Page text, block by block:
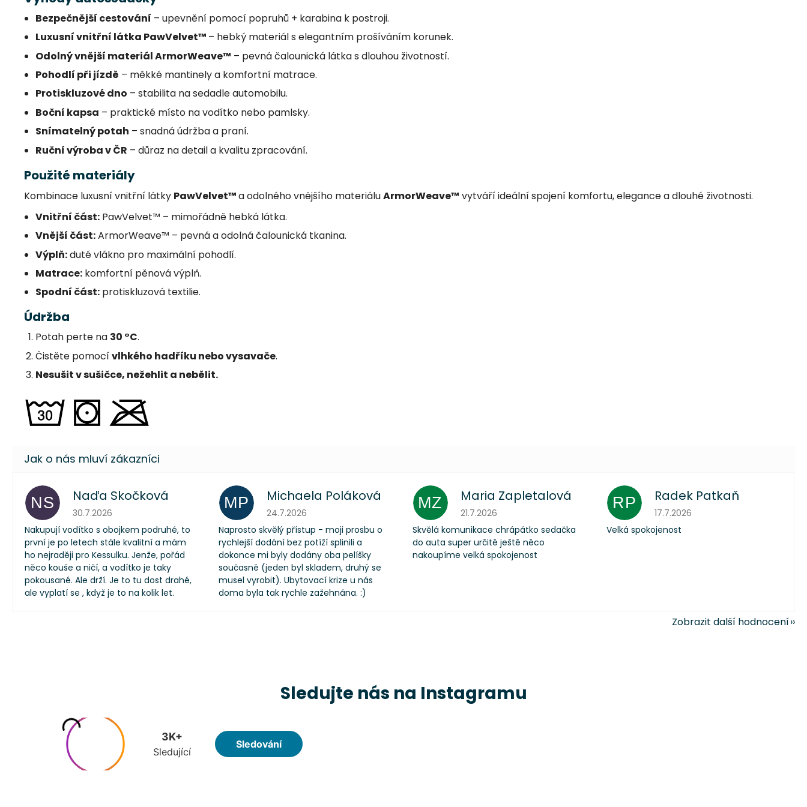
Bezpečnější cestování – upevnění pomocí popruhů + karabina k postroji.
Luxusní vnitřní látka PawVelvet™ – hebký materiál s elegantním prošíváním korunek.
Odolný vnější materiál ArmorWeave™ – pevná čalounická látka s dlouhou životností.
Pohodlí při jízdě – měkké mantinely a komfortní matrace.
Protiskluzové dno – stabilita na sedadle automobilu.
Boční kapsa – praktické místo na vodítko nebo pamlsky.
Snímatelný potah – snadná údržba a praní.
Ruční výroba v ČR – důraz na detail a kvalitu zpracování.
Použité materiály
Kombinace luxusní vnitřní látky PawVelvet™a odolného vnějšího materiáluArmorWeave™ vytváří ideální spojení komfortu, elegance a dlouhé životnosti.
Vnitřní část: PawVelvet™ – mimořádně hebká látka.
Vnější část:ArmorWeave™ – pevná a odolná čalounická tkanina.
Výplň:duté vlákno pro maximální pohodlí.
Matrace: komfortní pěnová výplň.
Spodní část: protiskluzová textilie.
Údržba
Potah perte na 30 °C.
Čistěte pomocívlhkého hadříku nebo vysavače.
Nesušit v sušičce, nežehlit a nebělit.
NS Naďa Skočková
Hodnocení obchodu je 5 z 5 hvězdiček.
30.7.2026
Nakupují vodítko s obojkem podruhé, to
první je po letech stále kvalitní a mám
ho nejraději pro Kessulku. Jenže, pořád
něco kouše a ničí, a vodítko je taky
pokousané. Ale drží. Je to tu dost drahé,
ale vyplatí se , když je to na kolik let.
MP Michaela Poláková
Hodnocení obchodu je 5 z 5 hvězdiček.
24.7.2026
Naprosto skvělý přístup - moji prosbu o
rychlejší dodání bez potíží splinili a
dokonce mi byly dodány oba pelíšky
současně (jeden byl skladem, druhý se
musel vyrobit). Ubytovací krize u nás
doma byla tak rychle zažehnána. :)
MZ Maria Zapletalová
Hodnocení obchodu je 5 z 5 hvězdiček.
21.7.2026
Skvělá komunikace chrápátko sedačka
do auta super určitě ještě něco
nakoupíme velká spokojenost
RP Radek Patkaň
Hodnocení obchodu je 5 z 5
17.7.2026
Velká spokojenost
Zobrazit další hodnocení
Sledujte nás na Instagramu